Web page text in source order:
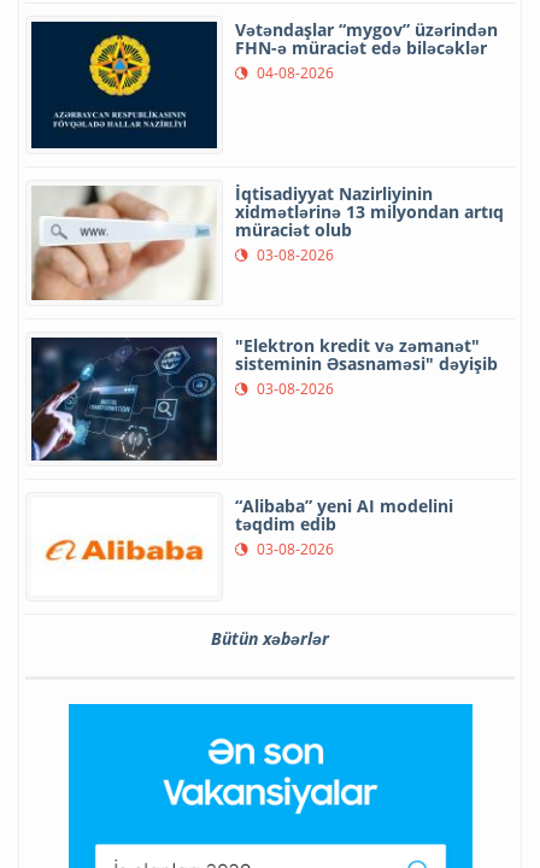
Vətəndaşlar “mygov” üzərindən
FHN-ə müraciət edə biləcəklər
04-08-2026
İqtisadiyyat Nazirliyinin
xidmətlərinə 13 milyondan artıq
müraciət olub
03-08-2026
"Elektron kredit və zəmanət"
sisteminin Əsasnaməsi" dəyişib
03-08-2026
“Alibaba” yeni AI modelini
təqdim edib
03-08-2026
Bütün xəbərlər